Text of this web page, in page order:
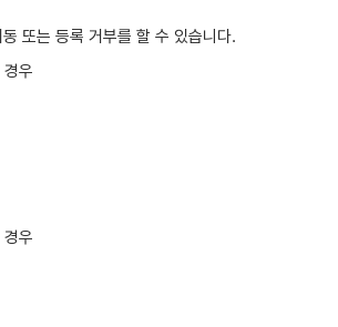
또는 등록 거부를 할 수 있습니다.
우
우